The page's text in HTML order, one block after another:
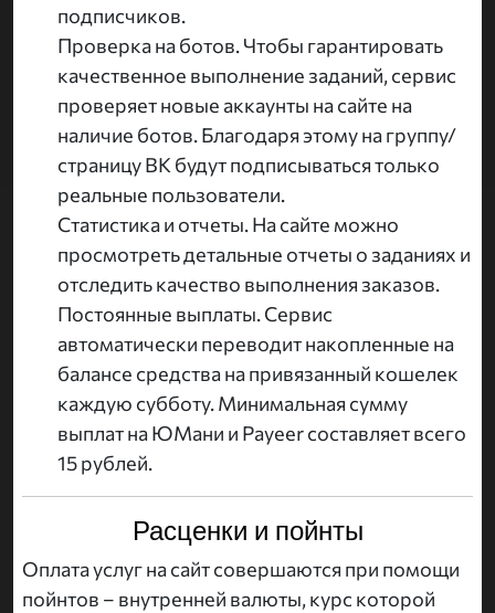
подписчиков.
Проверка на ботов. Чтобы гарантировать
качественное выполнение заданий, сервис
проверяет новые аккаунты на сайте на
наличие ботов. Благодаря этому на группу/
страницу ВК будут подписываться только
реальные пользователи.
Статистика и отчеты. На сайте можно
просмотреть детальные отчеты о заданиях и
отследить качество выполнения заказов.
Постоянные выплаты. Сервис
автоматически переводит накопленные на
балансе средства на привязанный кошелек
каждую субботу. Минимальная сумму
выплат на ЮМани и Payeer составляет всего
15 рублей.
Расценки и пойнты
Оплата услуг на сайт совершаются при помощи
пойнтов – внутренней валюты, курс которой